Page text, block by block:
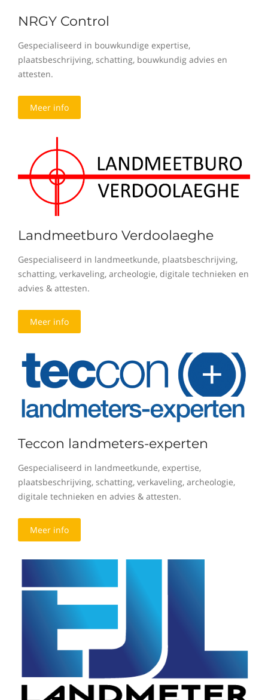
NRGY Control
Gespecialiseerd in bouwkundige expertise,
plaatsbeschrijving, schatting, bouwkundig advies en
attesten.
Meer info
Landmeetburo Verdoolaeghe
Gespecialiseerd in landmeetkunde, plaatsbeschrijving,
schatting, verkaveling, archeologie, digitale technieken en
advies & attesten.
Meer info
Teccon landmeters-experten
Gespecialiseerd in landmeetkunde, expertise,
plaatsbeschrijving, schatting, verkaveling, archeologie,
digitale technieken en advies & attesten.
Meer info